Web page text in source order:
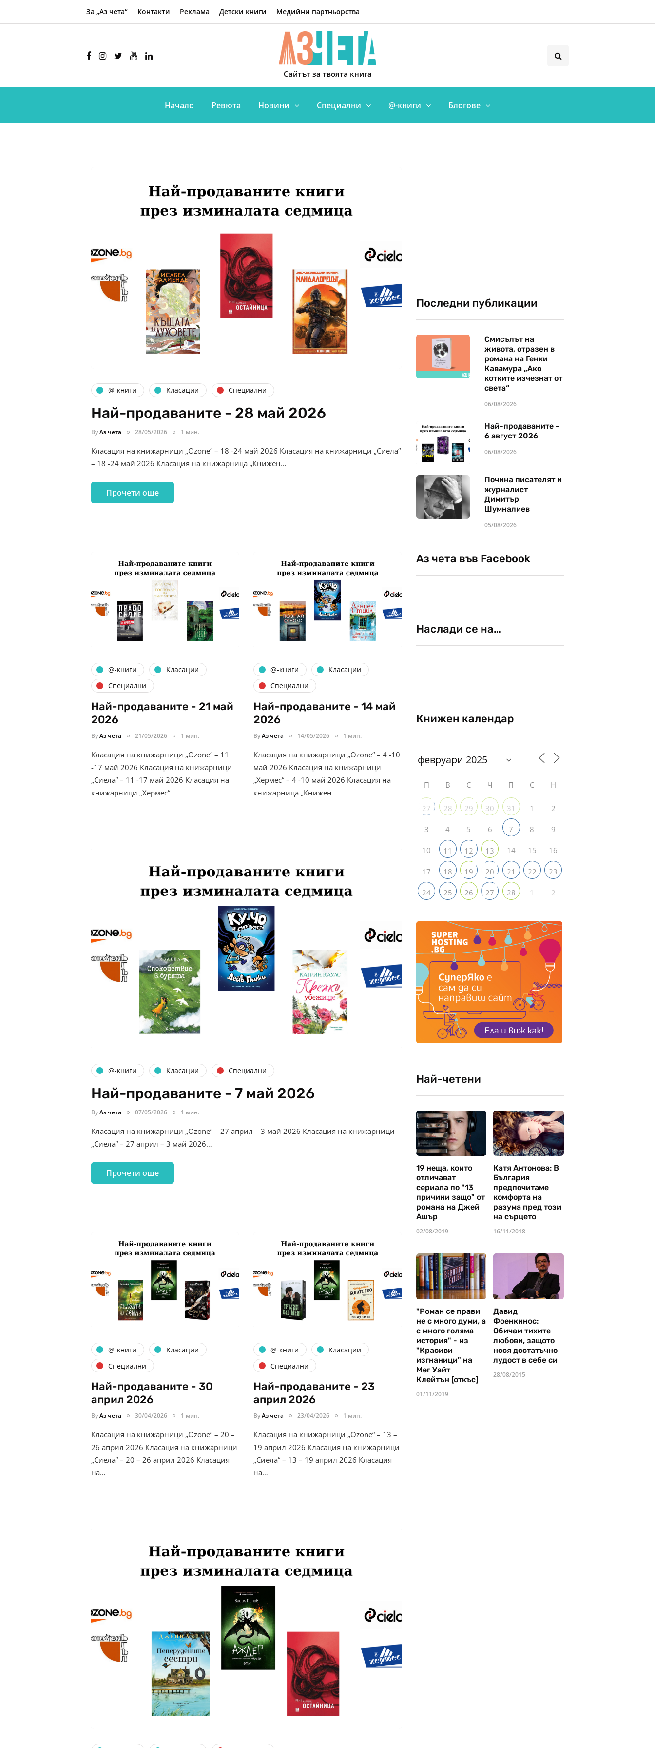
За „Аз чета“ Контакти Реклама Детски книги Медийни партньорства
Сайтът за твоята книга
Начало Ревюта Новини Специални @-книги Блогове
@-книги Класации Специални
Най-продаваните - 28 май 2026
ByАз чета 28/05/2026 1 мин.
Класация на книжарници „Ozone“ – 18 -24 май 2026 Класация на книжарници „Сиела“
– 18 -24 май 2026 Класация на книжарница „Книжен…
Прочети още
@-книги
Класации
Специални
Най-продаваните - 21 май
2026
ByАз чета 21/05/2026 1 мин.
Класация на книжарници „Ozone“ – 11
-17 май 2026 Класация на книжарници
„Сиела“ – 11 -17 май 2026 Класация на
книжарници „Хермес“…
@-книги
Класации
Специални
Най-продаваните - 14 май
2026
ByАз чета 14/05/2026 1 мин.
Класация на книжарници „Ozone“ – 4 -10
май 2026 Класация на книжарници
„Хермес“ – 4 -10 май 2026 Класация на
книжарница „Книжен…
@-книги Класации Специални
Най-продаваните - 7 май 2026
ByАз чета 07/05/2026 1 мин.
Класация на книжарници „Ozone“ – 27 април – 3 май 2026 Класация на книжарници
„Сиела“ – 27 април – 3 май 2026…
Прочети още
@-книги
Класации
Специални
Най-продаваните - 30
април 2026
ByАз чета 30/04/2026 1 мин.
Класация на книжарници „Ozone“ – 20 –
26 април 2026 Класация на книжарници
„Сиела“ – 20 – 26 април 2026 Класация
на…
@-книги
Класации
Специални
Най-продаваните - 23
април 2026
ByАз чета 23/04/2026 1 мин.
Класация на книжарници „Ozone“ – 13 –
19 април 2026 Класация на книжарници
„Сиела“ – 13 – 19 април 2026 Класация
на…
Последни публикации
Смисълът на
живота, отразен в
романа на Генки
Кавамура „Ако
котките изчезнат от
света“
06/08/2026
Най-продаваните -
6 август 2026
06/08/2026
Почина писателят и
журналист
Димитър
Шумналиев
05/08/2026
Аз чета във Facebook
Наслади се на…
Книжен календар
П В С Ч П С Н
27 28 29 30 31 1 2
3 4 5 6 7 8 9
10 11 12 13 14 15 16
17 18 19 20 21 22 23
24 25 26 27 28 1 2
Най-четени
19 неща, които
отличават
сериала по "13
причини защо" от
романа на Джей
Ашър
02/08/2019
Катя Антонова: В
България
предпочитаме
комфорта на
разума пред този
на сърцето
16/11/2018
"Роман се прави
не с много думи, а
с много голяма
история" - из
"Красиви
изгнаници" на
Мег Уайт
Клейтън [откъс]
01/11/2019
Давид
Фоенкинос:
Обичам тихите
любови, защото
нося достатъчно
лудост в себе си
28/08/2015